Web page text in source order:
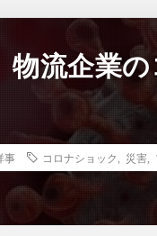
物流企業
事 コロナショック 災害